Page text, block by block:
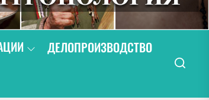
ДЕЛОПРОИЗВОДСТВО